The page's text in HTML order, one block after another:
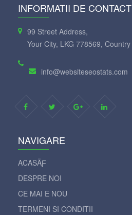
INFORMATII DE CONTACT
99 Street Address,
Your City, LKG 778569, Country
info@websiteseostats.com
NAVIGARE
ACASÄƑ
DESPRE NOI
CE MAI E NOU
TERMENI SI CONDITII